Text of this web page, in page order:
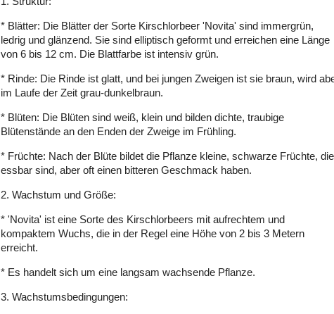
* Blätter: Die Blätter der Sorte Kirschlorbeer 'Novita' sind immergrün,
ledrig und glänzend. Sie sind elliptisch geformt und erreichen eine Länge
von 6 bis 12 cm. Die Blattfarbe ist intensiv grün.
* Rinde: Die Rinde ist glatt, und bei jungen Zweigen ist sie braun, wird
im Laufe der Zeit grau-dunkelbraun.
* Blüten: Die Blüten sind weiß, klein und bilden dichte, traubige
Blütenstände an den Enden der Zweige im Frühling.
* Früchte: Nach der Blüte bildet die Pflanze kleine, schwarze Früchte, die
essbar sind, aber oft einen bitteren Geschmack haben.
2. Wachstum und Größe:
* 'Novita' ist eine Sorte des Kirschlorbeers mit aufrechtem und
kompaktem Wuchs, die in der Regel eine Höhe von 2 bis 3 Metern
erreicht.
* Es handelt sich um eine langsam wachsende Pflanze.
3. Wachstumsbedingungen: